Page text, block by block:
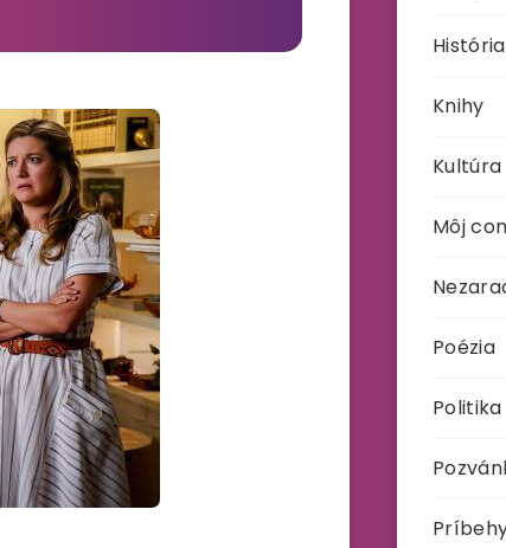
História
Knihy
Kultúra
Môj
Poézia
Politika